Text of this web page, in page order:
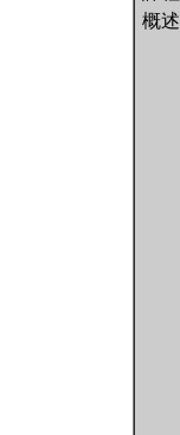
概述